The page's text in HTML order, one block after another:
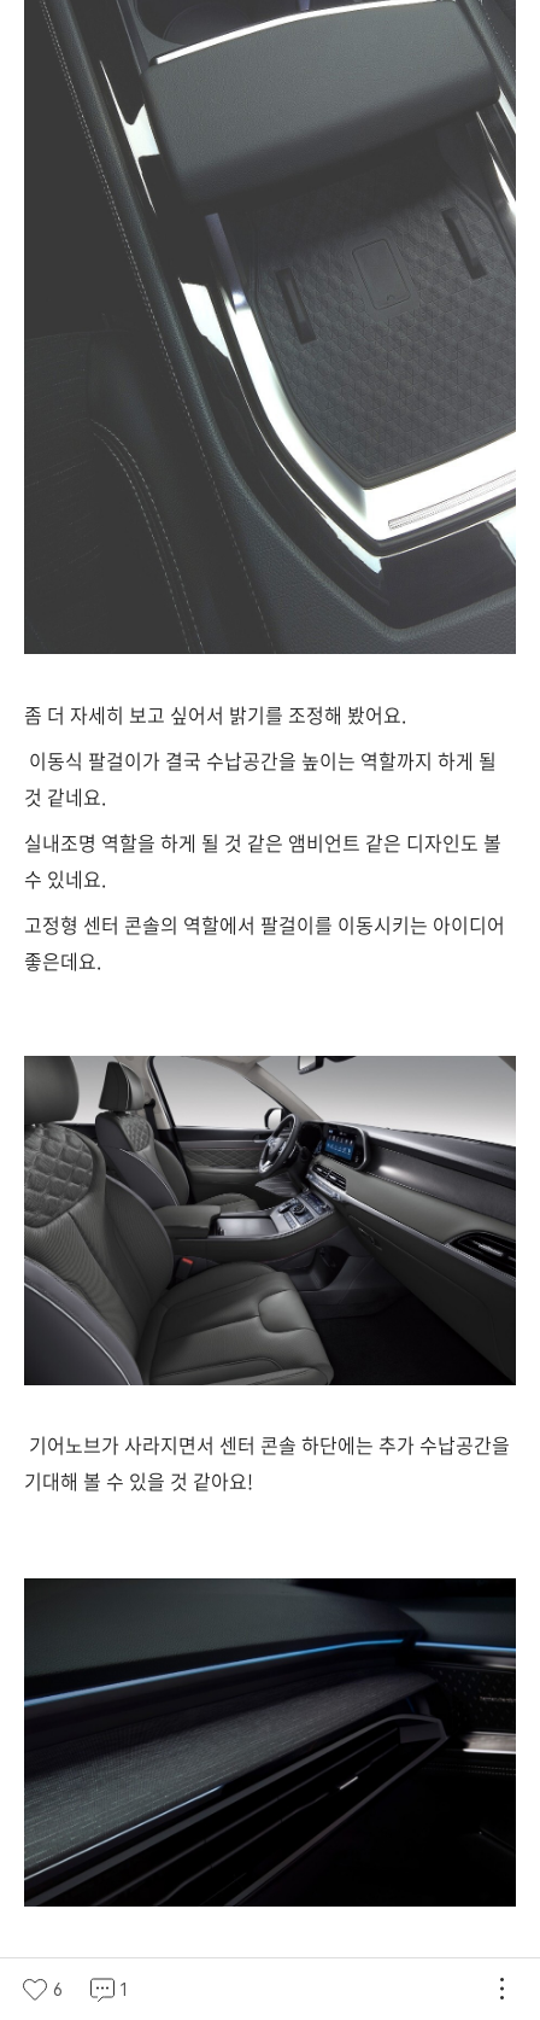
좀 더 자세히 보고 싶어서 밝기를 조정해 봤어요.
이동식 팔걸이가 결국 수납공간을 높이는 역할까지 하게 될
것 같네요.
실내조명 역할을 하게 될 것 같은 앰비언트 같은 디자인도 볼
수 있네요.
고정형 센터 콘솔의 역할에서 팔걸이를 이동시키는 아이디어
좋은데요.
기어노브가 사라지면서 센터 콘솔 하단에는 추가 수납공간을
기대해 볼 수 있을 것 같아요!
새롭게 공개된 조수석 글로브 박스 상단의 디자인은 심플하면
서 세련된 디자인을 볼 수 있네요.
6 1